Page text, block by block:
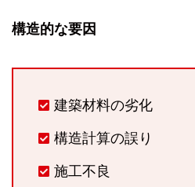
構造的な要因
建築材料の劣化
構造計算の誤り
施工不良